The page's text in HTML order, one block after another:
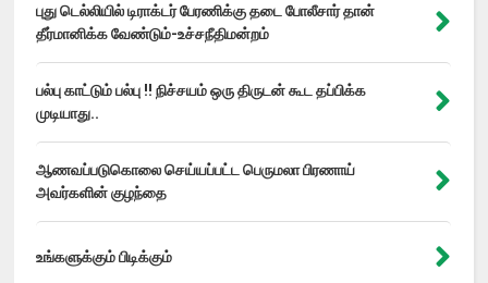
புது டெல்லியில் டிராக்டர் பேரணிக்கு தடை போலீசார் தான்
தீர்மானிக்க வேண்டும்-உச்சநீதிமன்றம்
பல்பு காட்டும் பல்பு !! நிச்சயம் ஒரு திருடன் கூட தப்பிக்க
முடியாது..
ஆணவப்படுகொலை செய்யப்பட்ட பெருமலா பிரணாய்
அவர்களின் குழந்தை
உங்களுக்கும் பிடிக்கும்